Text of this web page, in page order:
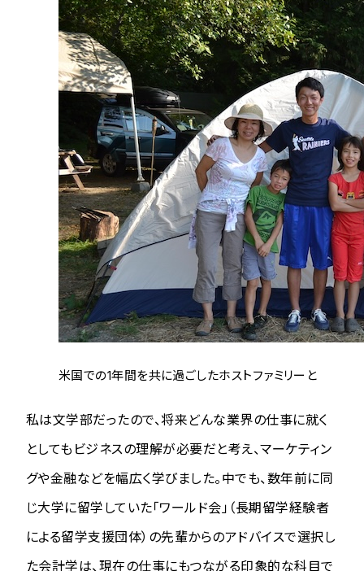
米国での1年間を共に過ごしたホストファミリーと
私は文学部だったので、将来どんな業界の仕事に就く
としてもビジネスの理解が必要だと考え、マーケティン
グや金融などを幅広く学びました。中でも、数年前に同
じ大学に留学していた「ワールド会」（長期留学経験者
による留学支援団体）の先輩からのアドバイスで選択し
た会計学は、現在の仕事にもつながる印象的な科目で